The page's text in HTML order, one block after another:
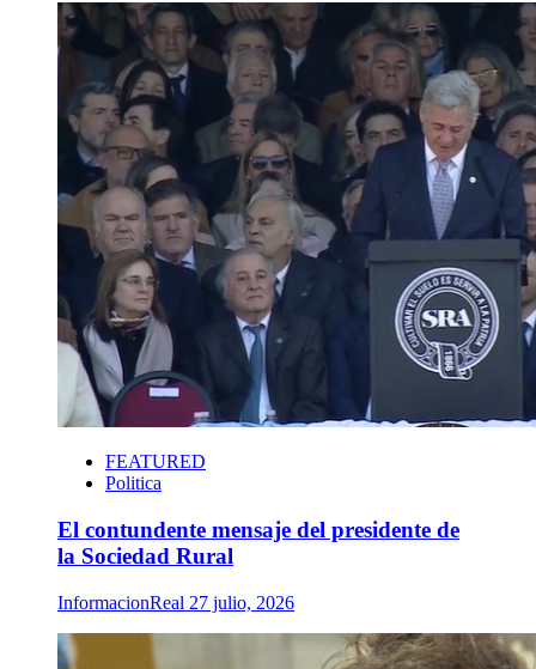
FEATURED
Politica
El contundente mensaje del presidente de
la Sociedad Rural
InformacionReal 27 julio, 2026